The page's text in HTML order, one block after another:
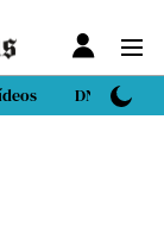
DN Sport